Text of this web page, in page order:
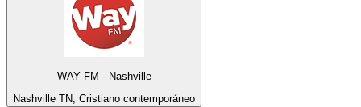
WAY FM - Nashville
Nashville TN, Cristiano contemporáneo